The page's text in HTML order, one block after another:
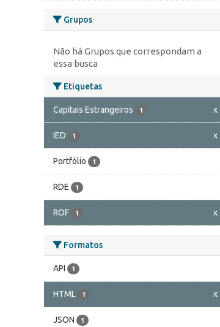
Grupos
Não há Grupos que correspondam a
essa busca
Etiquetas
Capitais Estrangeiros 1 x
IED 1 x
Portfólio 1
RDE 1
ROF 1 x
Formatos
API 1
HTML 1 x
JSON 1